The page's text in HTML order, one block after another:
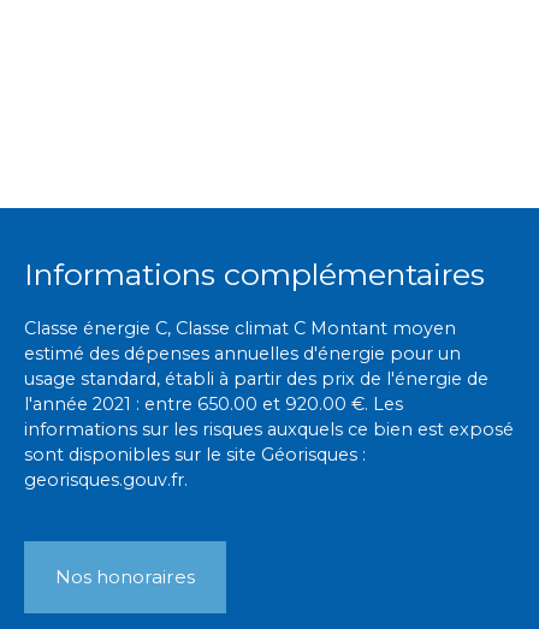
Informations complémentaires
Classe énergie C, Classe climat C Montant moyen
estimé des dépenses annuelles d'énergie pour un
usage standard, établi à partir des prix de l'énergie de
l'année 2021 : entre 650.00 et 920.00 €. Les
informations sur les risques auxquels ce bien est exposé
sont disponibles sur le site Géorisques :
georisques.gouv.fr.
Nos honoraires